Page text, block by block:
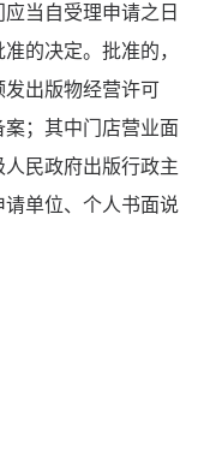
当自受理申请之日
的决定。批准的，
出版物经营许可
；其中门店营业面
民政府出版行政主
单位、个人书面说